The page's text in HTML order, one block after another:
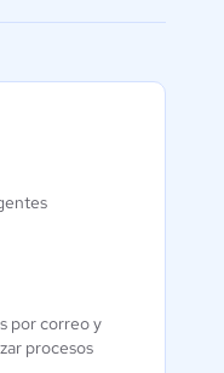
por correo y
procesos